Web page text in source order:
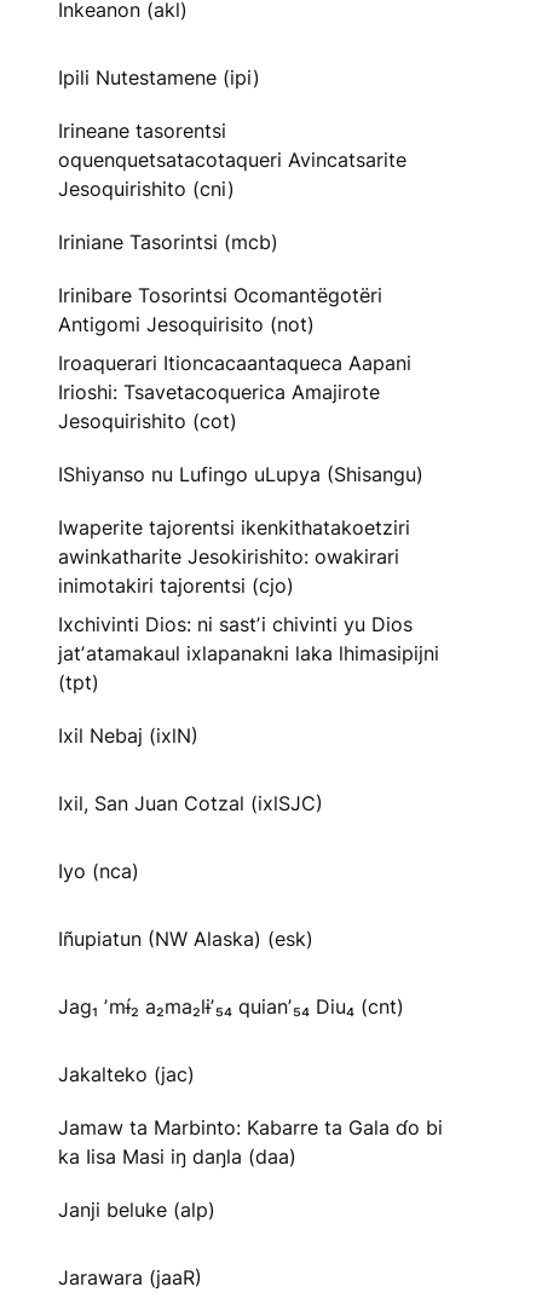
Inkeanon (akl)
Ipili Nutestamene (ipi)
Irineane tasorentsi
oquenquetsatacotaqueri Avincatsarite
Jesoquirishito (cni)
Iriniane Tasorintsi (mcb)
Irinibare Tosorintsi Ocomantëgotëri
Antigomi Jesoquirisito (not)
Iroaquerari Itioncacaantaqueca Aapani
Irioshi: Tsavetacoquerica Amajirote
Jesoquirishito (cot)
IShiyanso nu Lufingo uLupya (Shisangu)
Iwaperite tajorentsi ikenkithatakoetziri
awinkatharite Jesokirishito: owakirari
inimotakiri tajorentsi (cjo)
Ixchivinti Dios: ni sastʼi chivinti yu Dios
jatʼatamakaul ixlapanakni laka lhimasipijni
(tpt)
Ixil Nebaj (ixlN)
Ixil, San Juan Cotzal (ixlSJC)
Iyo (nca)
Iñupiatun (NW Alaska) (esk)
Jag₁ ʼmɨ́₂ a₂ma₂lɨʼ₅₄ quianʼ₅₄ Diu₄ (cnt)
Jakalteko (jac)
Jamaw ta Marbinto: Kabarre ta Gala ɗo bi
ka Iisa Masi iŋ daŋla (daa)
Janji beluke (alp)
Jarawara (jaaR)